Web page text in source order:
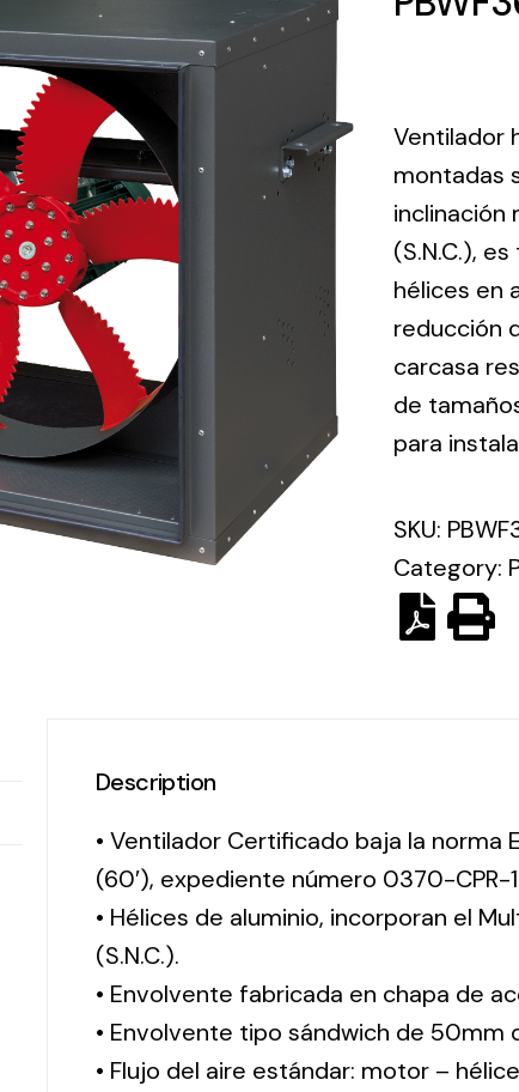
eléctrico.
Lighting and
solutions in
lighting and
material for
each project
and need
the
meant
offer of
Ventilador
montadas
inclinación
(S.N.C.),
hélices en
reducción
carcasa
de
para
SKU:
Category:
Description
• Ventilador Certificado baja la norma
(60′), expediente número 0370-CPR-
• Hélices de aluminio, incorporan el
(S.N.C.).
• Envolvente fabricada en chapa de
• Envolvente tipo sándwich de
• Flujo del aire estándar: motor –